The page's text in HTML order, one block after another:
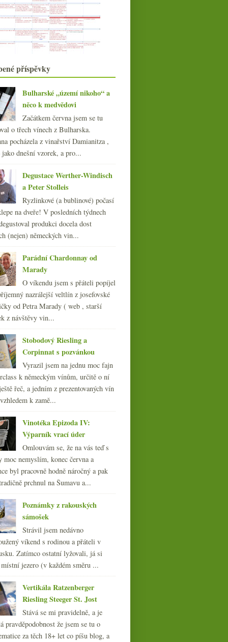
uzákoněno a další čte...
3x trochu netypicky – odrůda,
původ, zpracování
O propagaci malého regionu a
degustační vinařské v...
Vezměte něco z Moravy…
zemětřesení
Na návštěvě u Kőfejtő
srpna(21)
července(19)
června(22)
května(22)
dubna(21)
března(21)
února(21)
ledna (20)
(251)
(254)
(249)
(254)
(252)
(249)
(249)
(270)
(108)
příspěvky
Bulharské „území nikoho“ a
něco k medvědovi
Začátkem června jsem se tu
o třech vínech z Bulharska.
pocházela z vinařství Damianitza ,
jako dnešní vzorek, a pro...
Degustace Werther-Windisch
a Peter Stolleis
Ryzlinkové (a bublinové) počasí
na dveře! V posledních týdnech
produkci docela dost
(nejen) německých vin...
Parádní Chardonnay od
Marady
O víkendu jsem s přáteli popíjel
nazrálejší veltlín z josefovské
od Petra Marady ( web , starší
z návštěvy vin...
Stobodový Riesling a
Corpinnat s pozvánkou
Vyrazil jsem na jednu moc fajn
k německým vínům, určitě o ní
řeč, a jedním z prezentovaných vín
k zamě...
Vinotéka Epizoda IV:
Výparník vrací úder
Omlouvám se, že na vás teď s
moc nemyslím, konec června a
byl pracovně hodně náročný a pak
prchnul na Šumavu a...
Poznámky z rakouských
sámošek
Strávil jsem nedávno
víkend s rodinou a přáteli v
Zatímco ostatní lyžovali, já si
jezero (v každém směru ...
Vertikála Ratzenberger
Riesling Steeger St. Jost
Stává se mi pravidelně, a je
pravděpodobnost že jsem se tu o
za těch 18+ let co píšu blog, a